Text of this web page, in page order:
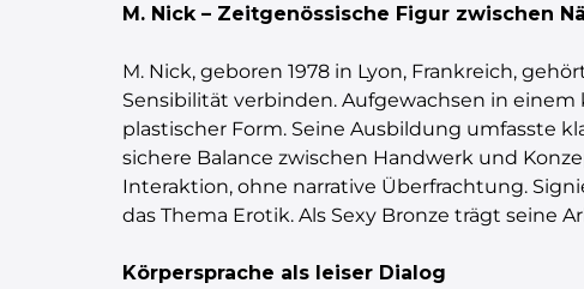
M. Nick – Zeitgenössische Figur zwischen
M. Nick, geboren 1978 in Lyon, Frankreich,
Sensibilität verbinden. Aufgewachsen in
plastischer Form. Seine Ausbildung umfasste
sichere Balance zwischen Handwerk und
Interaktion, ohne narrative Überfrachtung.
das Thema Erotik. Als Sexy Bronze trägt seine
Körpersprache als leiser Dialog